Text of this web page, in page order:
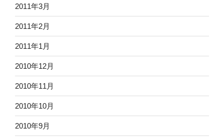
2011年3月
2011年2月
2011年1月
2010年12月
2010年11月
2010年10月
2010年9月